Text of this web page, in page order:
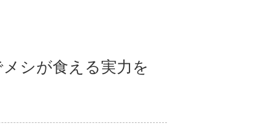
シが食える実力を